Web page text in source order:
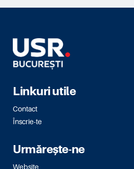
Linkuri utile
Contact
Înscrie-te
Urmărește-ne
Website